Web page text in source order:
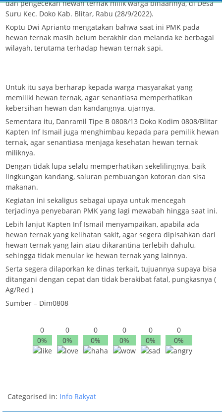
dan pengecekan hewan ternak milik warga binaannya, di Desa
Suru Kec. Doko Kab. Blitar, Rabu (28/9/2022).
Koptu Dwi Aprianto mengatakan bahwa saat ini PMK pada
hewan ternak masih belum berakhir dan melanda ke berbagai
wilayah, terutama terhadap hewan ternak sapi.
Untuk itu saya berharap kepada warga masyarakat yang
memiliki hewan ternak, agar senantiasa memperhatikan
kebersihan hewan dan kandangnya, ujarnya.
Sementara itu, Danramil Tipe B 0808/13 Doko Kodim 0808/Blitar
Kapten Inf Ismail juga menghimbau kepada para pemilik hewan
ternak, agar senantiasa menjaga kesehatan hewan ternak
miliknya.
Dengan tidak lupa selalu memperhatikan sekelilingnya, baik
lingkungan kandang, saluran pembuangan kotoran dan sisa
makanan.
Kegiatan ini sekaligus sebagai upaya untuk mencegah
terjadinya penyebaran PMK yang lagi mewabah hingga saat ini.
Lebih lanjut Kapten Inf Ismail menyampaikan, apabila ada
hewan ternak yang kelihatan sakit, agar segera dipisahkan dari
hewan ternak yang lain atau dikarantina terlebih dahulu,
sehingga tidak menular ke hewan ternak yang lainnya.
Serta segera dilaporkan ke dinas terkait, tujuannya supaya bisa
ditangani dengan cepat dan tidak berakibat fatal, pungkasnya (
Ag/Red )
Sumber – Dim0808
0
0%
0
0%
0
0%
0
0%
0
0%
0
0%
Categorised in: Info Rakyat